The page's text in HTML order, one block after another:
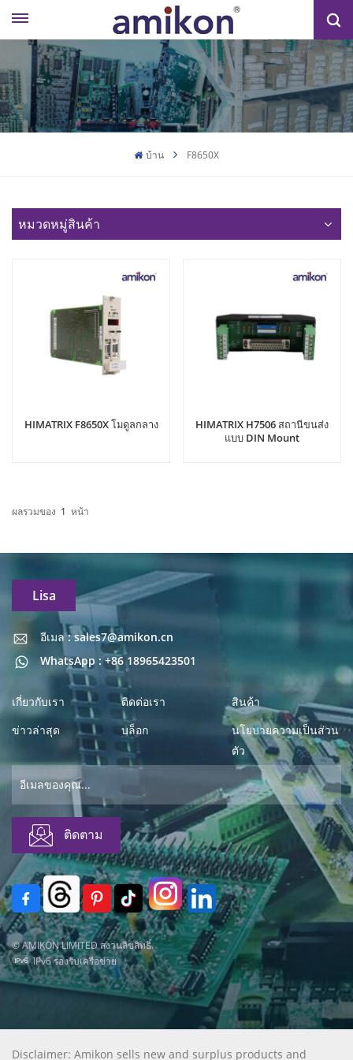
บ้าน F8650X
หมวดหมู่สินค้า
HIMATRIX F8650X โมดูลกลาง
HIMATRIX H7506 สถานีขนส่ง
แบบ DIN Mount
ผลรวมของ 1 หน้า
Lisa
อีเมล : sales7@amikon.cn
WhatsApp : +86 18965423501
อีเมล : sales7@amikon.cn
เกี่ยวกับเรา ติดต่อเรา
สินค้า
ข่าวล่าสุด
บล็อก
นโยบายความเป็นส่วน
ตัว
© AMIKON LIMITED สงวนลิขสิทธิ์.
IPv6 รองรับเครือข่าย
Disclaimer: Amikon sells new and surplus products and